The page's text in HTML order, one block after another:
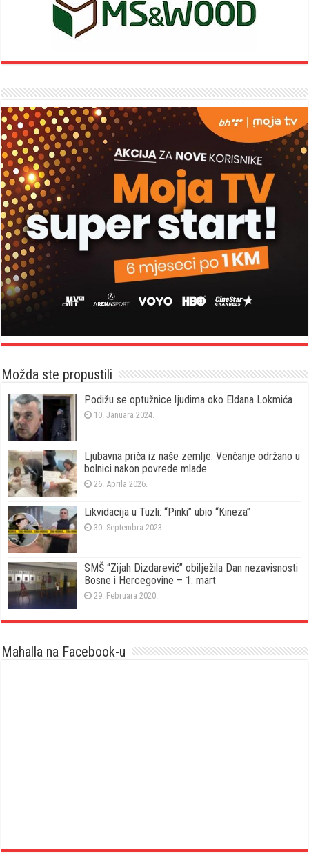
Možda ste propustili
Podižu se optužnice ljudima oko Eldana Lokmića
10. Januara 2024.
Ljubavna priča iz naše zemlje: Venčanje održano u
bolnici nakon povrede mlade
26. Aprila 2026.
Likvidacija u Tuzli: “Pinki” ubio “Kineza”
30. Septembra 2023.
SMŠ “Zijah Dizdarević” obilježila Dan nezavisnosti
Bosne i Hercegovine – 1. mart
29. Februara 2020.
Mahalla na Facebook-u